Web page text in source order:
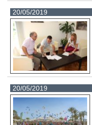
20/05/2019
20/05/2019